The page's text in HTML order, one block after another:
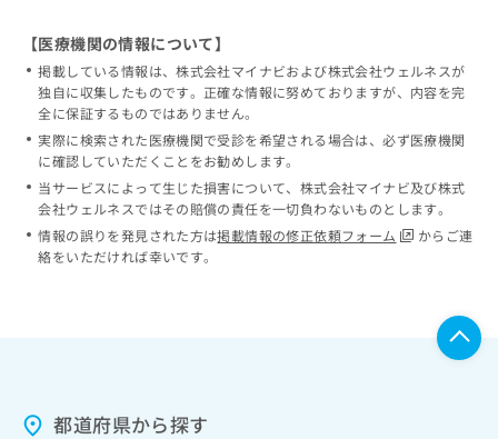
【医療機関の情報について】
掲載している情報は、株式会社マイナビおよび株式会社ウェルネスが
独自に収集したものです。正確な情報に努めておりますが、内容を完
全に保証するものではありません。
実際に検索された医療機関で受診を希望される場合は、必ず医療機関
に確認していただくことをお勧めします。
当サービスによって生じた損害について、株式会社マイナビ及び株式
会社ウェルネスではその賠償の責任を一切負わないものとします。
情報の誤りを発見された方は掲載情報の修正依頼フォーム
からご連
絡をいただければ幸いです。
都道府県から探す